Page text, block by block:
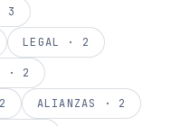
3
LEGAL · 2
· 2
2 ALIANZAS · 2